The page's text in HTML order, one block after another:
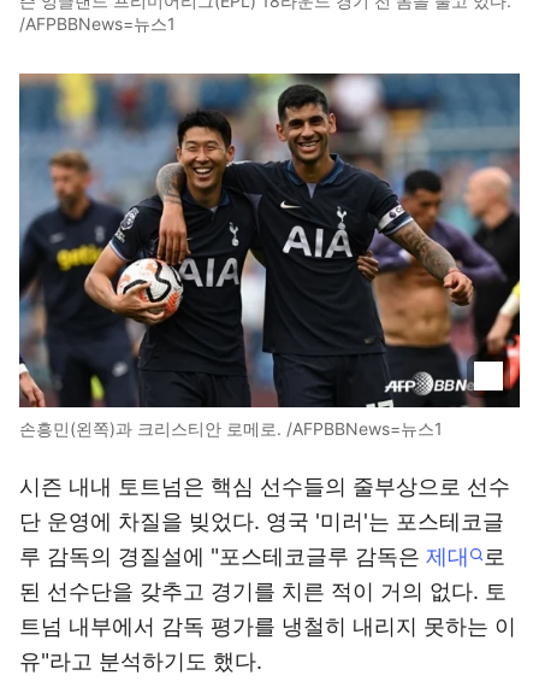
/AFPBBNews=뉴스1
손흥민(왼쪽)과 크리스티안 로메로. /AFPBBNews=뉴스1
시즌 내내 토트넘은 핵심 선수들의 줄부상으로 선수
단 운영에 차질을 빚었다. 영국 '미러'는 포스테코글
루 감독의 경질설에 "포스테코글루 감독은 제대
로
된 선수단을 갖추고 경기를 치른 적이 거의 없다. 토
트넘 내부에서 감독 평가를 냉철히 내리지 못하는 이
유"라고 분석하기도 했다.